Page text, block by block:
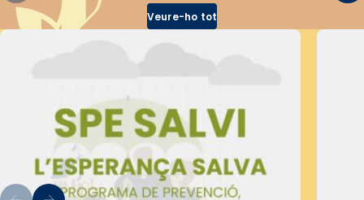
Veure-ho tot